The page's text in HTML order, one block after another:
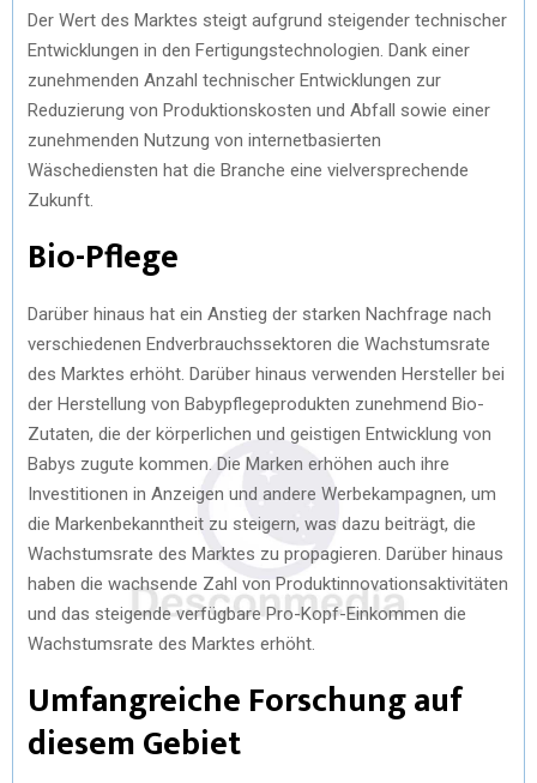
Der Wert des Marktes steigt aufgrund steigender technischer
Entwicklungen in den Fertigungstechnologien. Dank einer
zunehmenden Anzahl technischer Entwicklungen zur
Reduzierung von Produktionskosten und Abfall sowie einer
zunehmenden Nutzung von internetbasierten
Wäschediensten hat die Branche eine vielversprechende
Zukunft.
Bio-Pflege
Darüber hinaus hat ein Anstieg der starken Nachfrage nach
verschiedenen Endverbrauchssektoren die Wachstumsrate
des Marktes erhöht. Darüber hinaus verwenden Hersteller bei
der Herstellung von Babypflegeprodukten zunehmend Bio-
Zutaten, die der körperlichen und geistigen Entwicklung von
Babys zugute kommen. Die Marken erhöhen auch ihre
Investitionen in Anzeigen und andere Werbekampagnen, um
die Markenbekanntheit zu steigern, was dazu beiträgt, die
Wachstumsrate des Marktes zu propagieren. Darüber hinaus
haben die wachsende Zahl von Produktinnovationsaktivitäten
und das steigende verfügbare Pro-Kopf-Einkommen die
Wachstumsrate des Marktes erhöht.
Umfangreiche Forschung auf
diesem Gebiet